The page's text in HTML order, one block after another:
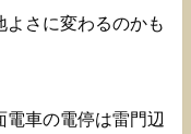
よさに変わるのかも
車の電停は雷門辺